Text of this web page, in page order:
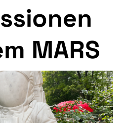
MARS